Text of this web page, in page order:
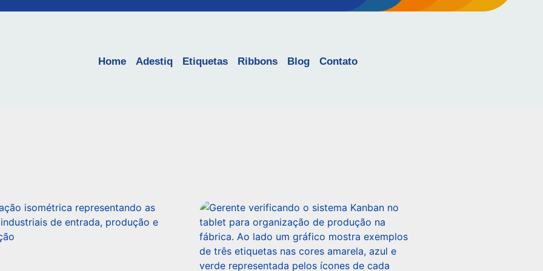
Home Adestiq Etiquetas Ribbons Blog Contato